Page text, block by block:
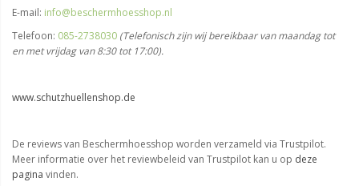
E-mail: info@beschermhoesshop.nl
Telefoon: 085-2738030 (Telefonisch zijn wij bereikbaar van maandag tot
en met vrijdag van 8:30 tot 17:00).
www.schutzhuellenshop.de
De reviews van Beschermhoesshop worden verzameld via Trustpilot.
Meer informatie over het reviewbeleid van Trustpilot kan u op deze
pagina vinden.